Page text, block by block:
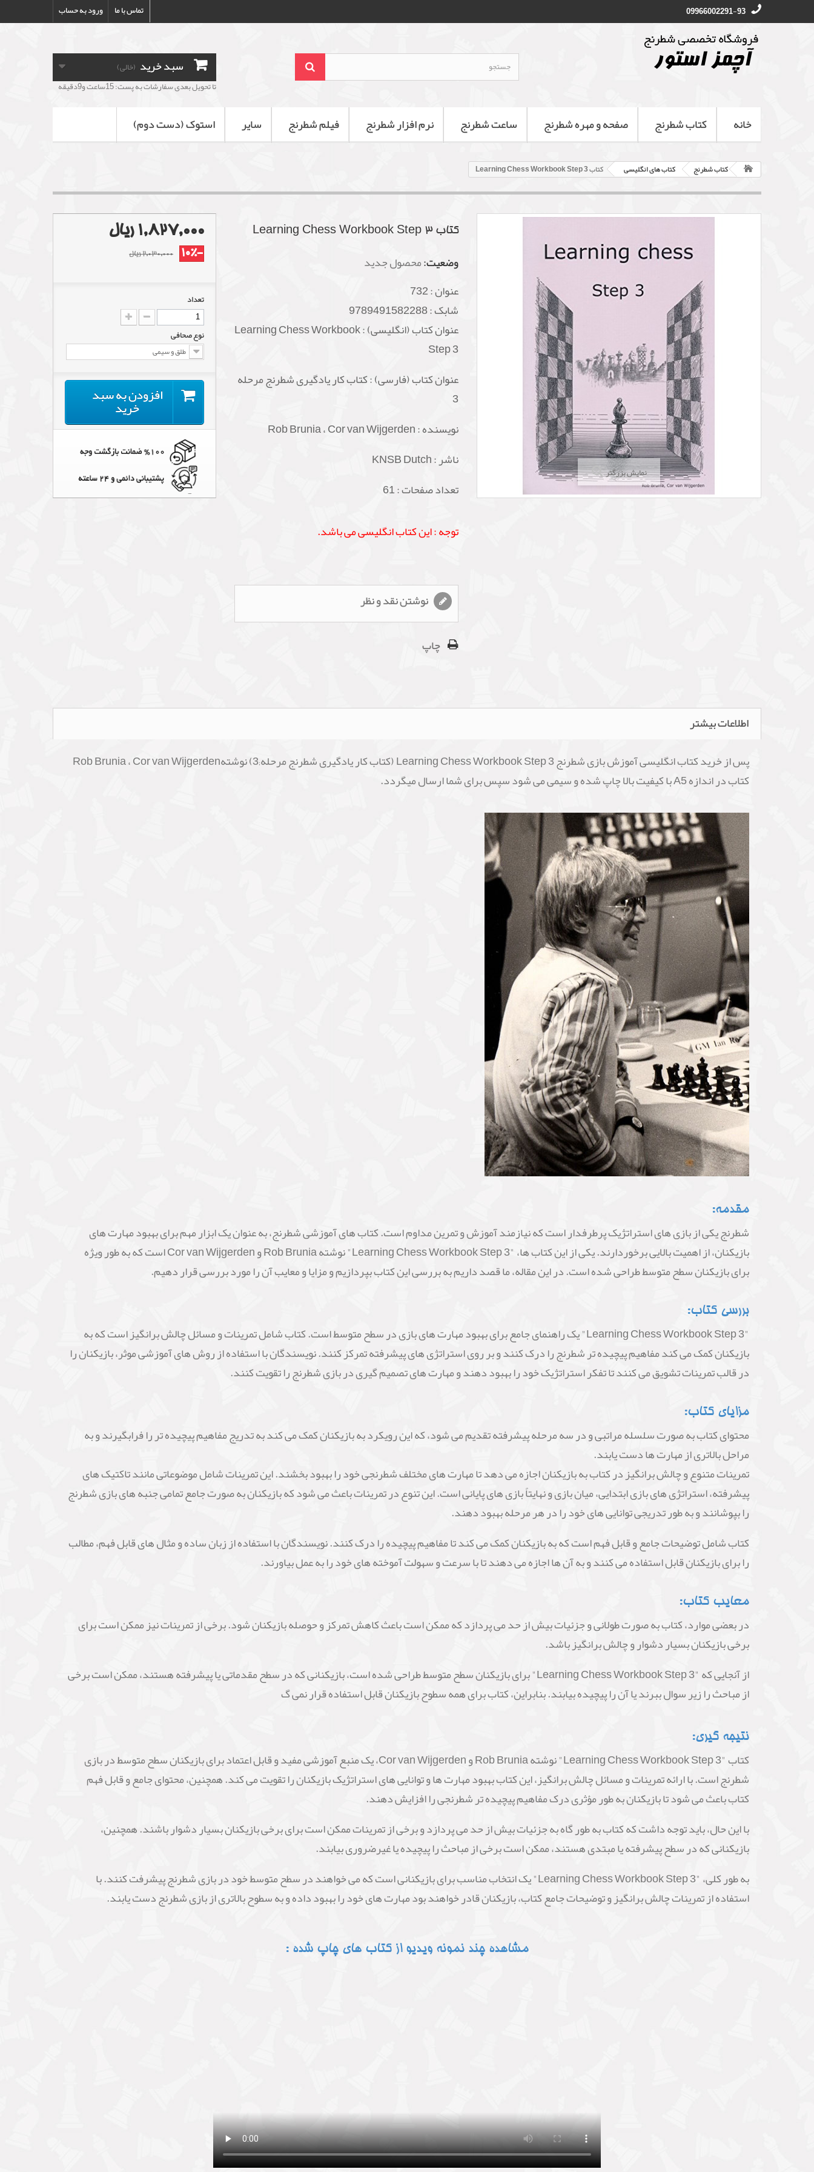
ورود به حساب تماس با ما 09966002291-93
سبد خرید (خالی)
تا تحویل بعدی سفارشات به پست: 15ساعت و9دقیقه
خانه کتاب شطرنج صفحه و مهره شطرنج ساعت شطرنج نرم افزار شطرنج فیلم شطرنج سایر استوک (دست دوم)
کتاب شطرنج کتاب های انگلیسی کتاب Learning Chess Workbook Step 3
نمایش بزرگتر
کتاب Learning Chess Workbook Step 3
وضعیت:محصول جدید
عنوان :732
شابک :9789491582288
عنوان کتاب (انگلیسی) : Learning Chess Workbook
Step 3
عنوان کتاب (فارسی) : کتاب کار یادگیری شطرنج مرحله
3
نویسنده : Rob Brunia ، Cor van Wijgerden
ناشر : KNSB Dutch
تعداد صفحات : 61
توجه : این کتاب انگلیسی می باشد.
نوشتن نقد و نظر
چاپ
1,827,000 ریال
-10% 2,030,000 ریال
تعداد
نوع صحافی
طلق و سیمی
افزودن به سبد
خرید
اطلاعات بیشتر
پس از خرید کتاب انگلیسی آموزش بازی شطرنج Learning Chess Workbook Step 3 (کتاب کار یادگیری شطرنج مرحله;3) نوشتهRob Brunia ، Cor van Wijgerden
کتاب در اندازه A5 با کیفیت بالا چاپ شده و سیمی می شود سپس برای شما ارسال میگردد.
مقدمه:
شطرنج یکی از بازی های استراتژیک پرطرفدار است که نیازمند آموزش و تمرین مداوم است. کتاب های آموزشی شطرنج، به عنوان یک ابزار مهم برای بهبود مهارت های
بازیکنان، از اهمیت بالایی برخوردارند. یکی از این کتاب ها، "Learning Chess Workbook Step 3" نوشته Rob Brunia و Cor van Wijgerden است که به طور ویژه
برای بازیکنان سطح متوسط طراحی شده است. در این مقاله، ما قصد داریم به بررسی این کتاب بپردازیم و مزایا و معایب آن را مورد بررسی قرار دهیم.
بررسی کتاب:
"Learning Chess Workbook Step 3" یک راهنمای جامع برای بهبود مهارت های بازی در سطح متوسط است. کتاب شامل تمرینات و مسائل چالش برانگیز است که به
بازیکنان کمک می کند مفاهیم پیچیده تر شطرنج را درک کنند و بر روی استراتژی های پیشرفته تمرکز کنند. نویسندگان با استفاده از روش های آموزشی موثر، بازیکنان را
در قالب تمرینات تشویق می کنند تا تفکر استراتژیک خود را بهبود دهند و مهارت های تصمیم گیری در بازی شطرنج را تقویت کنند.
مزایای کتاب:
محتوای کتاب به صورت سلسله مراتبی و در سه مرحله پیشرفته تقدیم می شود، که این رویکرد به بازیکنان کمک می کند به تدریج مفاهیم پیچیده تر را فرابگیرند و به
مراحل بالاتری از مهارت ها دست یابند.
تمرینات متنوع و چالش برانگیز در کتاب به بازیکنان اجازه می دهد تا مهارت های مختلف شطرنجی خود را بهبود بخشند. این تمرینات شامل موضوعاتی مانند تاکتیک های
پیشرفته، استراتژی های بازی ابتدایی، میان بازی و نهایتاً بازی های پایانی است. این تنوع در تمرینات باعث می شود که بازیکنان به صورت جامع تمامی جنبه های بازی شطرنج
را بپوشانند و به طور تدریجی توانایی های خود را در هر مرحله بهبود دهند.
کتاب شامل توضیحات جامع و قابل فهم است که به بازیکنان کمک می کند تا مفاهیم پیچیده را درک کنند. نویسندگان با استفاده از زبان ساده و مثال های قابل فهم، مطالب
را برای بازیکنان قابل استفاده می کنند و به آن ها اجازه می دهند تا با سرعت و سهولت آموخته های خود را به عمل بیاورند.
معایب کتاب:
در بعضی موارد، کتاب به صورت طولانی و جزئیات بیش از حد می پردازد که ممکن است باعث کاهش تمرکز و حوصله بازیکنان شود. برخی از تمرینات نیز ممکن است برای
برخی بازیکنان بسیار دشوار و چالش برانگیز باشد.
از آنجایی که "Learning Chess Workbook Step 3" برای بازیکنان سطح متوسط طراحی شده است، بازیکنانی که در سطح مقدماتی یا پیشرفته هستند، ممکن است برخی
از مباحث را زیر سوال ببرند یا آن را پیچیده بیابند. بنابراین، کتاب برای همه سطوح بازیکنان قابل استفاده قرار نمی گ
نتیجه گیری:
کتاب "Learning Chess Workbook Step 3" نوشته Rob Brunia و Cor van Wijgerden، یک منبع آموزشی مفید و قابل اعتماد برای بازیکنان سطح متوسط در بازی
شطرنج است. با ارائه تمرینات و مسائل چالش برانگیز، این کتاب بهبود مهارت ها و توانایی های استراتژیک بازیکنان را تقویت می کند. همچنین، محتوای جامع و قابل فهم
کتاب باعث می شود تا بازیکنان به طور مؤثری درک مفاهیم پیچیده تر شطرنجی را افزایش دهند.
با این حال، باید توجه داشت که کتاب به طور گاه به جزئیات بیش از حد می پردازد و برخی از تمرینات ممکن است برای برخی بازیکنان بسیار دشوار باشند. همچنین،
بازیکنانی که در سطح پیشرفته یا مبتدی هستند، ممکن است برخی از مباحث را پیچیده یا غیرضروری بیابند.
به طور کلی، "Learning Chess Workbook Step 3" یک انتخاب مناسب برای بازیکنانی است که می خواهند در سطح متوسط خود در بازی شطرنج پیشرفت کنند. با
استفاده از تمرینات چالش برانگیز و توضیحات جامع کتاب، بازیکنان قادر خواهند بود مهارت های خود را بهبود داده و به سطوح بالاتری از بازی شطرنج دست یابند.
مشاهده چند نمونه ویدیو از کتاب های چاپ شده :